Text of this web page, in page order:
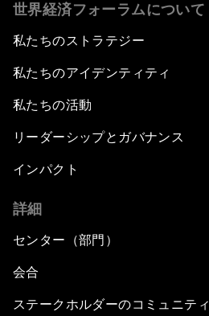
世界経済フォーラムについて
私たちのストラテジー
私たちのアイデンティティ
私たちの活動
リーダーシップとガバナンス
インパクト
詳細
センター（部門）
会合
ステークホルダーのコミュニティ